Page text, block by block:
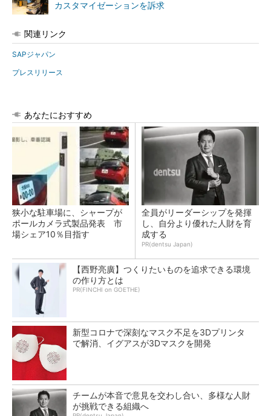
カスタマイゼーションを訴求
関連リンク
SAPジャパン
プレスリリース
あなたにおすすめ
狭小な駐車場に、シャープが
ポールカメラ式製品発表 市
場シェア10％目指す
全員がリーダーシップを発揮
し、自分より優れた人財を育
成する
PR(dentsu Japan)
【西野亮廣】つくりたいものを追求できる環境
の作り方とは
PR(FINCHI on GOETHE)
新型コロナで深刻なマスク不足を3Dプリンタ
で解消、イグアスが3Dマスクを開発
チームが本音で意見を交わし合い、多様な人財
が挑戦できる組織へ